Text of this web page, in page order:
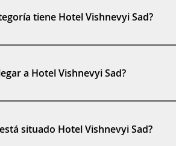
tiene Hotel Vishnevyi Sad?
a Hotel Vishnevyi Sad?
situado Hotel Vishnevyi Sad?